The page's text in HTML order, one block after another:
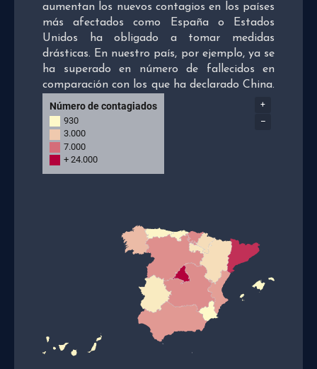
aumentan los nuevos contagios en los países
más afectados como España o Estados
Unidos ha obligado a tomar medidas
drásticas. En nuestro país, por ejemplo, ya se
ha superado en número de fallecidos en
comparación con los que ha declarado China.